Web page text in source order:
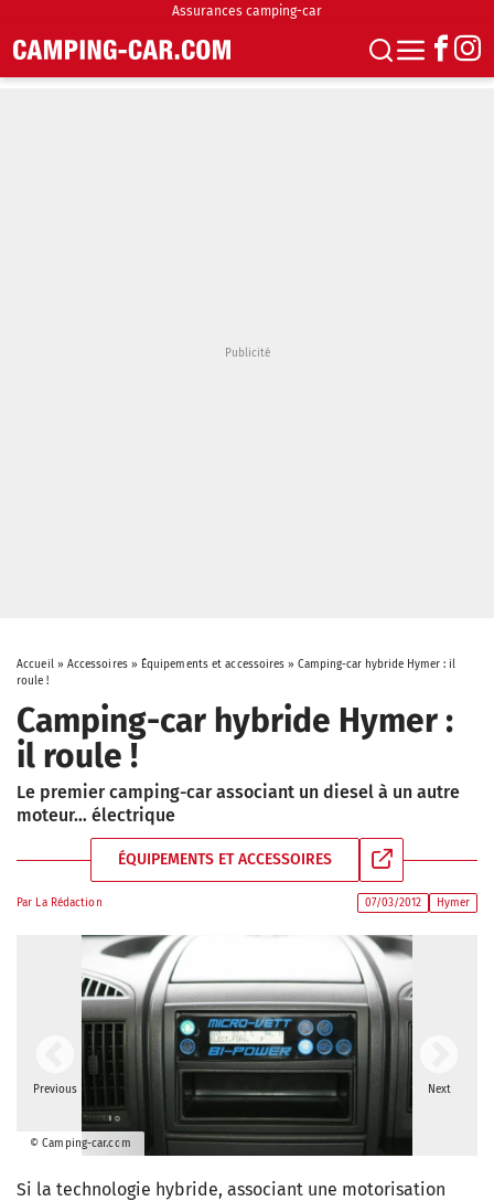
Assurances camping-car
Accueil» Accessoires» Équipements et accessoires »Camping-car hybride Hymer : il
roule !
Camping-car hybride Hymer :
il roule !
Le premier camping-car associant un diesel à un autre
moteur… électrique
ÉQUIPEMENTS ET ACCESSOIRES
Par La Rédaction 07/03/2012 Hymer
Previous
© Camping-car.com
Next
Si la technologie hybride, associant une motorisation